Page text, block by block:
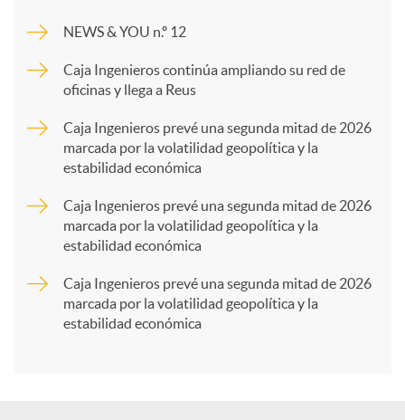
m
p
a
NEWS & YOU n.º 12
Caja Ingenieros continúa ampliando su red de
oficinas y llega a Reus
Caja Ingenieros prevé una segunda mitad de 2026
marcada por la volatilidad geopolítica y la
estabilidad económica
Caja Ingenieros prevé una segunda mitad de 2026
marcada por la volatilidad geopolítica y la
estabilidad económica
Caja Ingenieros prevé una segunda mitad de 2026
marcada por la volatilidad geopolítica y la
estabilidad económica